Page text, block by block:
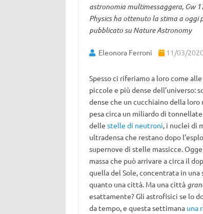
astronomia multimessaggera, Gw
Physics ha ottenuto la stima a oggi
pubblicato su Nature Astronomy
Eleonora Ferroni 11/03/2020
Spesso ci riferiamo a loro come
piccole e più dense dell’universo:
dense che un cucchiaino della loro
pesa circa un miliardo di
delle stelle di neutroni, i nuclei di
ultradensa che restano dopo
supernove di stelle massicce.
massa che può arrivare a circa il
quella del Sole, concentrata in una
quanto una città. Ma una città
esattamente? Gli astrofisici se lo
da tempo, e questa settimana una